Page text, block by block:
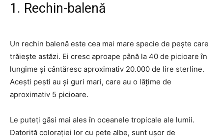
1. Rechin-balenă
Un rechin balenă este cea mai mare specie de pește care
trăiește astăzi. Ei cresc aproape până la 40 de picioare în
lungime și cântăresc aproximativ 20.000 de lire sterline.
Acești pești au și guri mari, care au o lățime de
aproximativ 5 picioare.
Le puteți găsi mai ales în oceanele tropicale ale lumii.
Datorită colorației lor cu pete albe, sunt ușor de